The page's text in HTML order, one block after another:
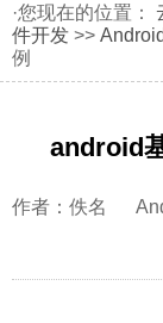
·您现在的位置：
件开发 >>
例
android
作者：佚名